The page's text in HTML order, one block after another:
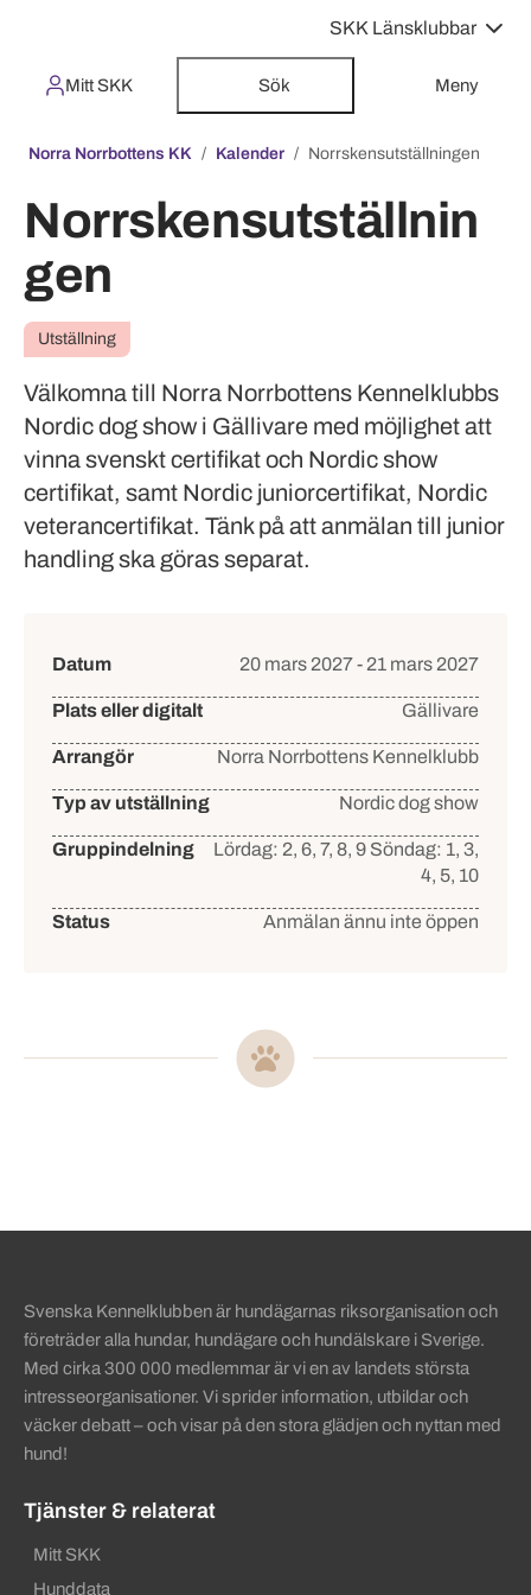
SKK Länsklubbar
Mitt SKK Sök Meny
Norra Norrbottens KK Kalender Norrskensutställningen
Norrskensutställnin
gen
Utställning
Välkomna till Norra Norrbottens Kennelklubbs
Nordic dog show i Gällivare med möjlighet att
vinna svenskt certifikat och Nordic show
certifikat, samt Nordic juniorcertifikat, Nordic
veterancertifikat. Tänk på att anmälan till junior
handling ska göras separat.
Datum 20 mars 2027 - 21 mars 2027
Plats eller digitalt Gällivare
Arrangör Norra Norrbottens Kennelklubb
Typ av utställning Nordic dog show
Gruppindelning Lördag: 2, 6, 7, 8, 9 Söndag: 1, 3,
4, 5, 10
Status Anmälan ännu inte öppen
Svenska Kennelklubben är hundägarnas riksorganisation och
företräder alla hundar, hundägare och hundälskare i Sverige.
Med cirka 300 000 medlemmar är vi en av landets största
intresseorganisationer. Vi sprider information, utbildar och
väcker debatt – och visar på den stora glädjen och nyttan med
hund!
Tjänster & relaterat
Mitt SKK
Hunddata